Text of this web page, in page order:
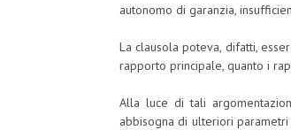
autonomo di garanzia,
La clausola poteva, difatti,
rapporto principale, quanto i
Alla luce di tali
abbisogna di ulteriori